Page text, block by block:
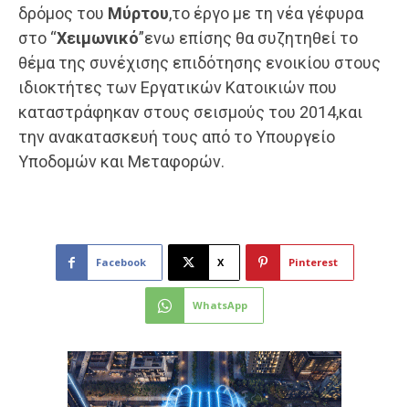
δρόμος του Μύρτου,το έργο με τη νέα γέφυρα
στο “Χειμωνικό”ενω επίσης θα συζητηθεί το
θέμα της συνέχισης επιδότησης ενοικίου στους
ιδιοκτήτες των Εργατικών Κατοικιών που
καταστράφηκαν στους σεισμούς του 2014,και
την ανακατασκευή τους από το Υπουργείο
Υποδομών και Μεταφορών.
Facebook X Pinterest
WhatsApp